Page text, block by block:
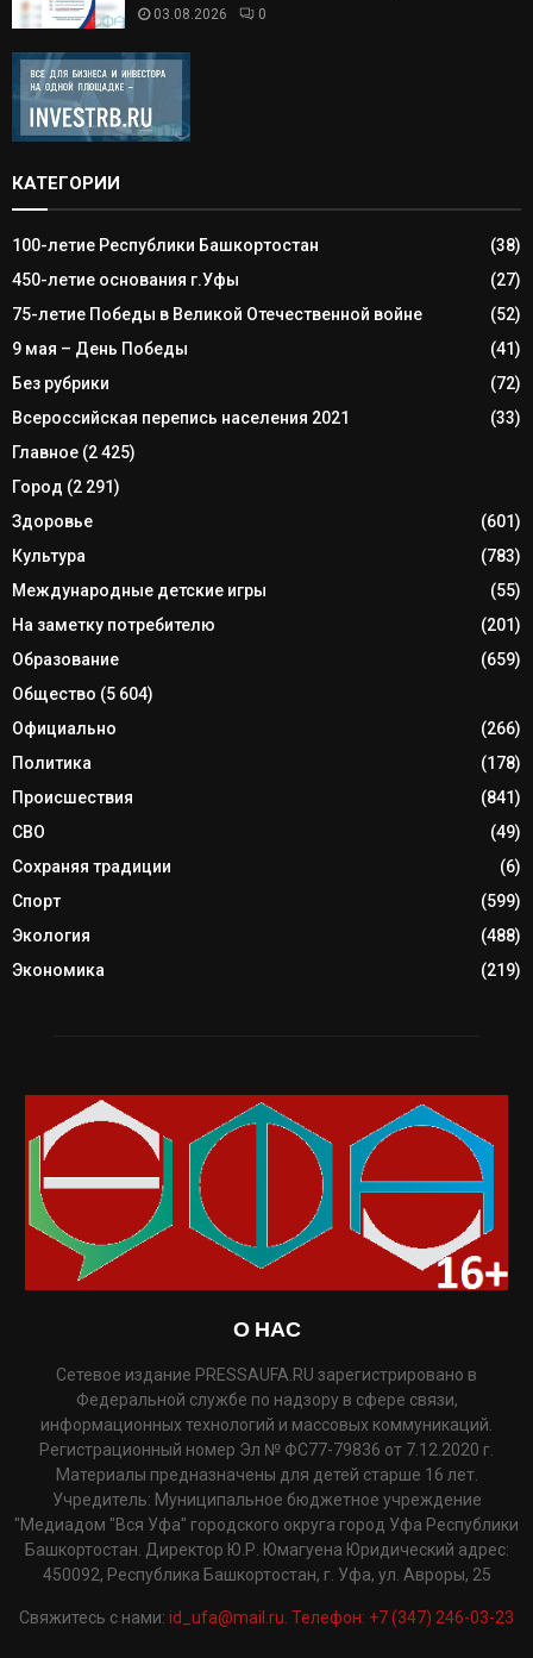
03.08.2026 0
КАТЕГОРИИ
100-летие Республики Башкортостан
(38)
450-летие основания г.Уфы
(27)
75-летие Победы в Великой Отечественной войне
(52)
9 мая – День Победы
(41)
Без рубрики
(72)
Всероссийская перепись населения 2021
(33)
Главное (2 425)
Город (2 291)
Здоровье
(601)
Культура
(783)
Международные детские игры
(55)
На заметку потребителю
(201)
Образование
(659)
Общество (5 604)
Официально
(266)
Политика
(178)
Происшествия
(841)
СВО
(49)
Сохраняя традиции
(6)
Спорт
(599)
Экология
(488)
Экономика
(219)
О НАС
Сетевое издание PRESSAUFA.RU зарегистрировано в
Федеральной службе по надзору в сфере связи,
информационных технологий и массовых коммуникаций.
Регистрационный номер Эл № ФС77-79836 от 7.12.2020 г.
Материалы предназначены для детей старше 16 лет.
Учредитель: Муниципальное бюджетное учреждение
"Медиадом "Вся Уфа" городского округа город Уфа Республики
Башкортостан. Директор Ю.Р. Юмагуена Юридический адрес:
450092, Республика Башкортостан, г. Уфа, ул. Авроры, 25
Свяжитесь с нами: id_ufa@mail.ru. Телефон: +7 (347) 246-03-23